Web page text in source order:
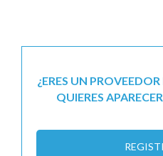
¿ERES UN
QUIERES